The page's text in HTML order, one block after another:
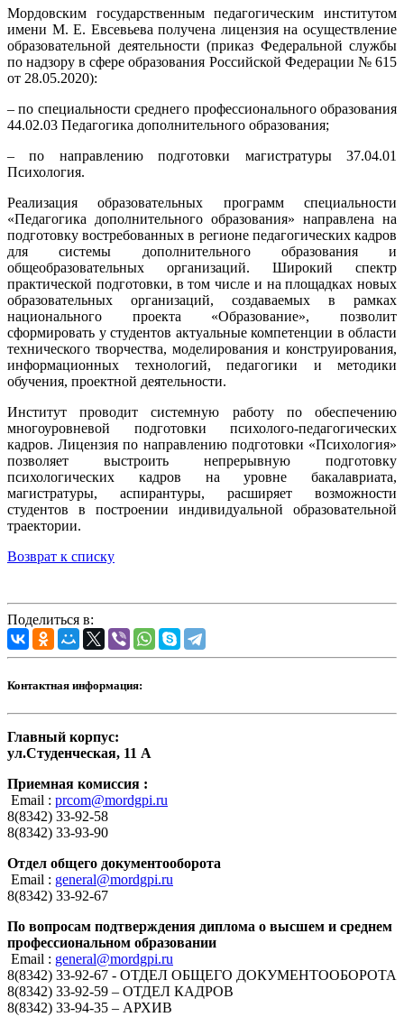
Мордовским государственным педагогическим институтом
имени М. Е. Евсевьева получена лицензия на осуществление
образовательной деятельности (приказ Федеральной службы
по надзору в сфере образования Российской Федерации № 615
от 28.05.2020):
– по специальности среднего профессионального образования
44.02.03 Педагогика дополнительного образования;
– по направлению подготовки магистратуры 37.04.01
Психология.
Реализация образовательных программ специальности
«Педагогика дополнительного образования» направлена на
подготовку востребованных в регионе педагогических кадров
для системы дополнительного образования и
общеобразовательных организаций. Широкий спектр
практической подготовки, в том числе и на площадках новых
образовательных организаций, создаваемых в рамках
национального проекта «Образование», позволит
сформировать у студентов актуальные компетенции в области
технического творчества, моделирования и конструирования,
информационных технологий, педагогики и методики
обучения, проектной деятельности.
Институт проводит системную работу по обеспечению
многоуровневой подготовки психолого-педагогических
кадров. Лицензия по направлению подготовки «Психология»
позволяет выстроить непрерывную подготовку
психологических кадров на уровне бакалавриата,
магистратуры, аспирантуры, расширяет возможности
студентов в построении индивидуальной образовательной
траектории.
Возврат к списку
Поделиться в:
Контактная информация:
Главный корпус:
ул.Студенческая, 11 А
Приемная комиссия :
Email : prcom@mordgpi.ru
8(8342) 33-92-58
8(8342) 33-93-90
Отдел общего документооборота
Email : general@mordgpi.ru
8(8342) 33-92-67
По вопросам подтверждения диплома о высшем и среднем
профессиональном образовании
Email : general@mordgpi.ru
8(8342) 33-92-67 - ОТДЕЛ ОБЩЕГО ДОКУМЕНТООБОРОТА
8(8342) 33-92-59 – ОТДЕЛ КАДРОВ
8(8342) 33-94-35 – АРХИВ